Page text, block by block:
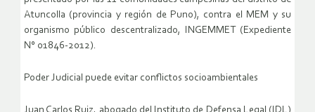
Atuncolla (provincia y región de Puno), contra el MEM y su
organismo público descentralizado, INGEMMET (Expediente
N° 01846-2012).
Poder Judicial puede evitar conflictos socioambientales